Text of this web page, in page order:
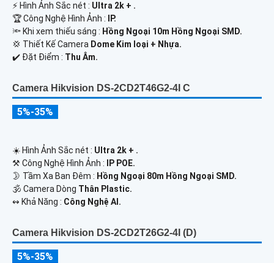
️⚡ Hình Ảnh Sắc nét : Ultra 2k + .
🏆 Công Nghệ Hình Ảnh :
IP.
🔦 Khi xem thiếu sáng : Hồng Ngoại 10m Hồng Ngoại SMD.
💢 Thiết Kế Camera Dome Kim loại + Nhựa.
️✔️ Đặt Điểm : Thu Âm.
Camera Hikvision DS-2CD2T46G2-4I C
5%-35%
☀️ Hình Ảnh Sắc nét : Ultra 2k + .
⚒ Công Nghệ Hình Ảnh :
IP POE.
🌛 Tầm Xa Ban Đêm : Hồng Ngoại 80m Hồng Ngoại SMD.
🕉️ Camera Dòng Thân Plastic.
️↭ Khả Năng : Công Nghệ AI.
Camera Hikvision DS-2CD2T26G2-4I (D)
5%-35%